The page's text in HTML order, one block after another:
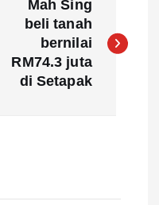
Mah Sing
beli tanah
bernilai
RM74.3 juta
di Setapak